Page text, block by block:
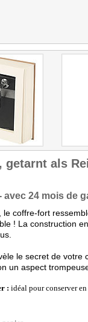
als
24 mois de
le coffre-fort
! La construction
le secret de votre
un aspect
: idéal pour conserver